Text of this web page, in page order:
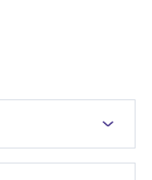
競技種目ごとにAA